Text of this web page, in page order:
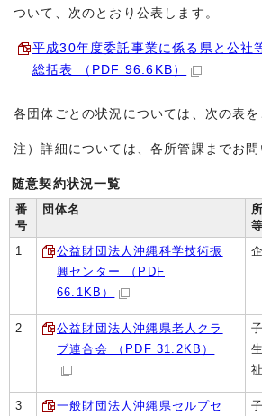
ついて、次のとおり公表します。
平成30年度委託事業に係る県と公社
総括表 （PDF 96.6KB）
各団体ごとの状況については、次の表を
注）詳細については、各所管課までお問
随意契約状況一覧
番
号
団体名
等
1
公益財団法人沖縄科学技術振
興センター （PDF
66.1KB）
2
公益財団法人沖縄県老人クラ
ブ連合会 （PDF 31.2KB）
3
一般財団法人沖縄県セルプセ